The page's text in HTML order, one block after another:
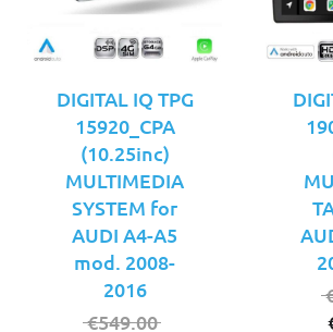
DIGITAL IQ TPG
15920_CPA
(10.25inc)
MULTIMEDIA
SYSTEM for
AUDI A4-A5
mod. 2008-
2016
€549.00